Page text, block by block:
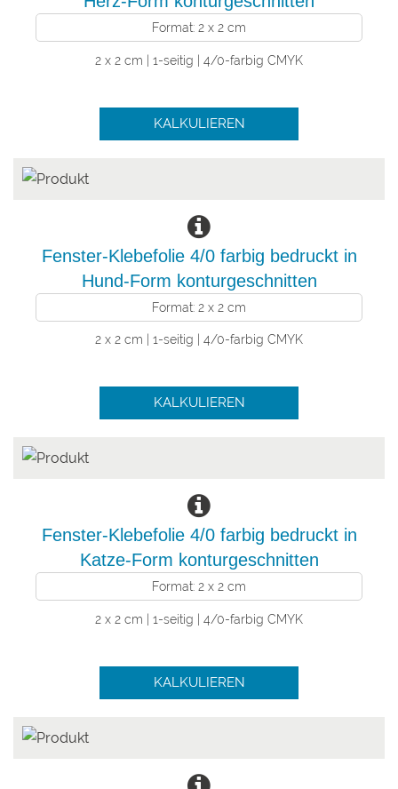
Format: 2 x 2 cm
2 x 2 cm | 1-seitig | 4/0-farbig CMYK
KALKULIEREN
Fenster-Klebefolie 4/0 farbig bedruckt in
Hund-Form konturgeschnitten
Format: 2 x 2 cm
2 x 2 cm | 1-seitig | 4/0-farbig CMYK
KALKULIEREN
Fenster-Klebefolie 4/0 farbig bedruckt in
Katze-Form konturgeschnitten
Format: 2 x 2 cm
2 x 2 cm | 1-seitig | 4/0-farbig CMYK
KALKULIEREN